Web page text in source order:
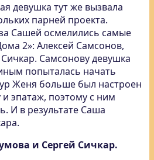
девушка тут же вызвала
парней проекта.
Сашей осмелились самые
2»: Алексей Самсонов,
Самсонову девушка
попыталась начать
Женя больше был настроен
и эпатаж, поэтому с ним
И в результате Саша
и Сергей Сичкар.